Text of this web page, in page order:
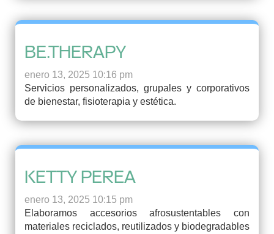
BE.THERAPY
enero 13, 2025 10:16 pm
Servicios personalizados, grupales y corporativos
de bienestar, fisioterapia y estética.
KETTY PEREA
enero 13, 2025 10:15 pm
Elaboramos accesorios afrosustentables con
materiales reciclados, reutilizados y biodegradables